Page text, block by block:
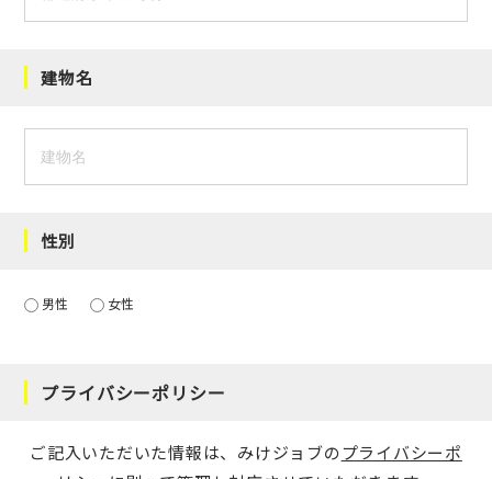
建物名
性別
男性 女性
プライバシーポリシー
ご記入いただいた情報は、みけジョブのプライバシーポ